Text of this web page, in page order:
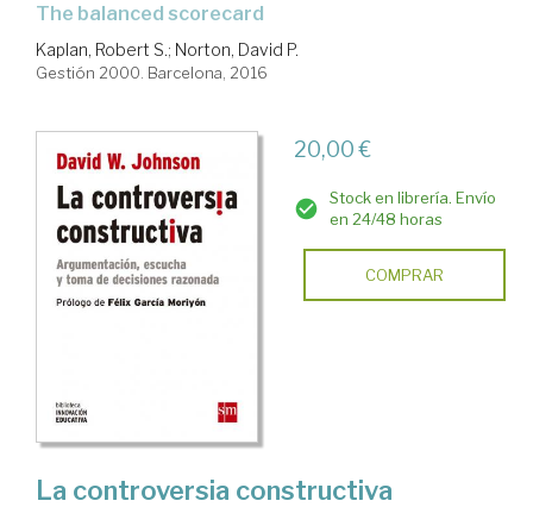
the balanced scorecard
Kaplan, Robert S.; Norton, David P.
Gestión 2000. Barcelona, 2016
20,00 €
Stock en librería. Envío
en 24/48 horas
COMPRAR
La controversia constructiva